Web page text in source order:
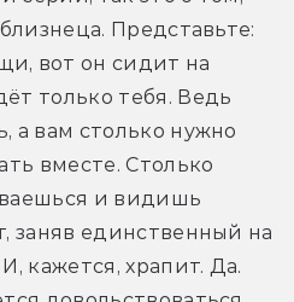
Представьте:
вот он сидит на
только тебя. Ведь
а вам столько нужно
вместе. Столько
и видишь
заняв единственный на
кажется, храпит. Да.